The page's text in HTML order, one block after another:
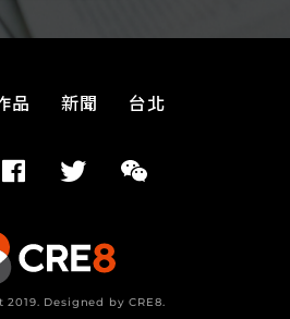
品 新聞 台北
Designed by CRE8.